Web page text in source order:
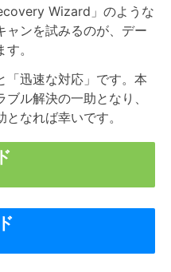
Wizard」のような
ャンを試みるのが、デー
。
「迅速な対応」です。本
ル解決の一助となり、
なれば幸いです。